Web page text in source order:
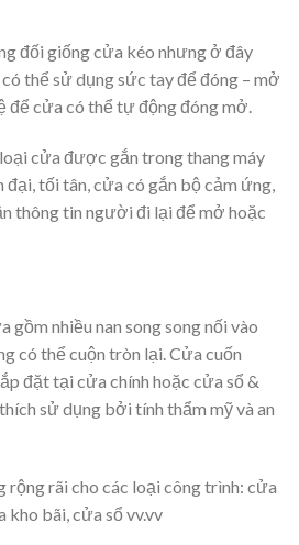
đối giống cửa kéo nhưng ở đây
thể sử dụng sức tay để đóng – mở
để cửa có thể tự động đóng mở.
cửa được gắn trong thang máy
đại, tối tân, cửa có gắn bộ cảm ứng,
thông tin người đi lại để mở hoặc
gồm nhiều nan song song nối vào
có thể cuộn tròn lại. Cửa cuốn
đặt tại cửa chính hoặc cửa sổ &
sử dụng bởi tính thẩm mỹ và an
rãi cho các loại công trình: cửa
kho bãi, cửa sổ vv.vv